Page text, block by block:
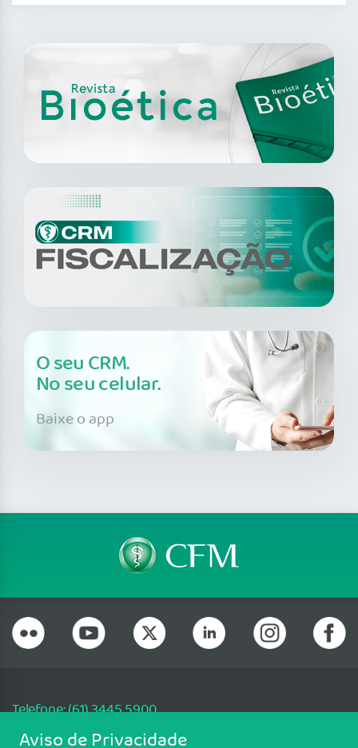
O seu CRM.
No seu celular.
Baixe o app
Telefone: (61) 3445 5900
Email: cfm@portalmedico.org.br
Aviso de Privacidade